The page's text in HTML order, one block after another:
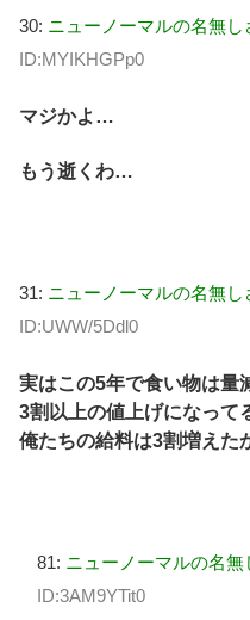
30: ニューノーマルの名無し
ID:MYIKHGPp0
マジかよ…
もう逝くわ…
31: ニューノーマルの名無し
ID:UWW/5Ddl0
実はこの5年で食い物は量
3割以上の値上げになって
俺たちの給料は3割増えた
81: ニューノーマルの名無
ID:3AM9YTit0